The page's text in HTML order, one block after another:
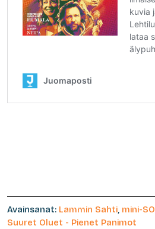
Avainsanat: Lammin Sahti, mini-
Suuret Oluet - Pienet Panimot